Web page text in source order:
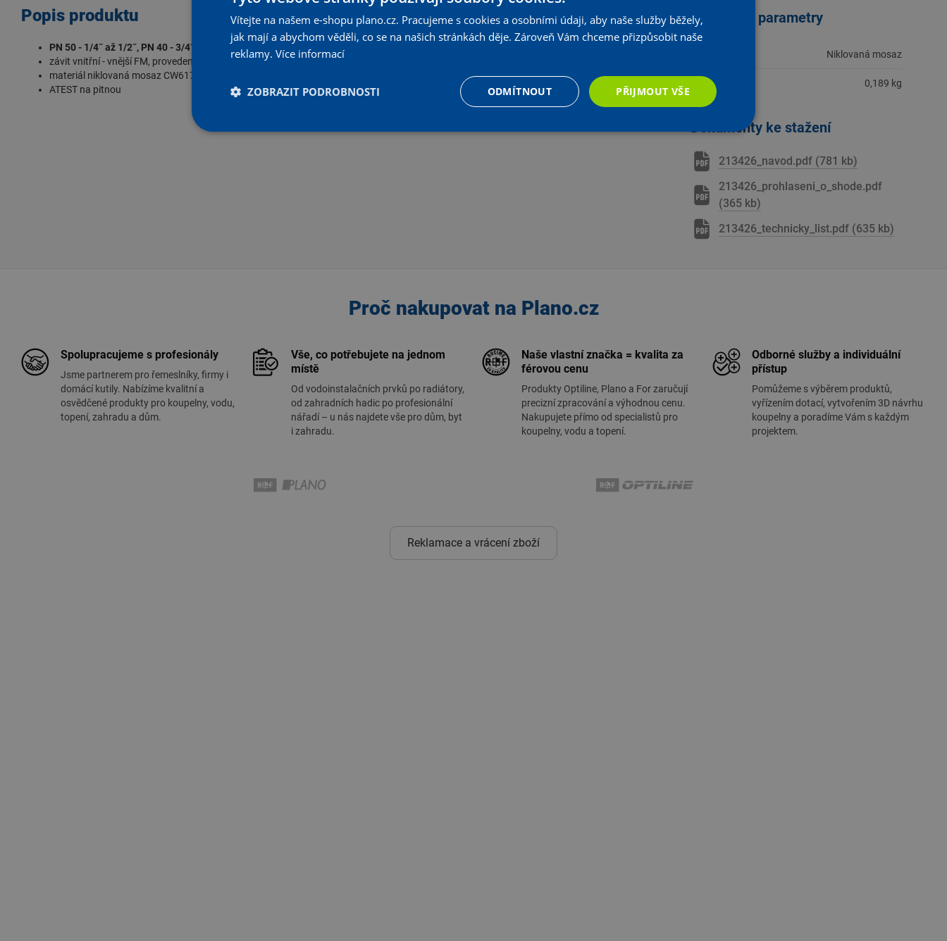
Popis produktu
PN 50 - 1/4˝ až 1/2˝, PN 40 - 3/4˝, PN 30 - 1˝, PN 25 - 5/4˝ až 6/4˝, PN 16 - 2˝, T = -20 °C až +120 °C
závit vnitřní - vnější FM, provedení páka, oboustranně prodloužený závit, plnoprůtokový
materiál niklovaná mosaz CW617N
ATEST na pitnou
Technické parametry
Niklovaná mosaz
Hmotnost 0,189 kg
Dokumenty ke stažení
213426_navod.pdf (781 kb)
213426_prohlaseni_o_shode.pdf
(365 kb)
213426_technicky_list.pdf (635 kb)
Proč nakupovat na Plano.cz
Spolupracujeme s profesionály
Jsme partnerem pro řemeslníky, firmy i
domácí kutily. Nabízíme kvalitní a
osvědčené produkty pro koupelny, vodu,
topení, zahradu a dům.
Vše, co potřebujete na jednom
místě
Od vodoinstalačních prvků po radiátory,
od zahradních hadic po profesionální
nářadí – u nás najdete vše pro dům, byt
i zahradu.
Naše vlastní značka = kvalita za
férovou cenu
Produkty Optiline, Plano a For zaručují
precizní zpracování a výhodnou cenu.
Nakupujete přímo od specialistů pro
koupelny, vodu a topení.
Odborné služby a individuální
přístup
Pomůžeme s výběrem produktů,
vyřízením dotací, vytvořením 3D návrhu
koupelny a poradíme Vám s každým
projektem.
Reklamace a vrácení zboží
Vítejte na našem e-shopu plano.cz. Pracujeme s cookies a osobními údaji, aby naše služby běžely,
jak mají a abychom věděli, co se na našich stránkách děje. Zároveň Vám chceme přizpůsobit naše
reklamy. Více informací
PŘIJMOUT VŠE
ODMÍTNOUT
ZOBRAZIT PODROBNOSTI